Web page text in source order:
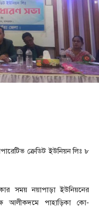
ক্রেডিট ইউনিয়ন লিঃ ৮
সময় নয়াপাড়া ইউনিয়নের
আলীকদমে পাহাড়িকা কো-